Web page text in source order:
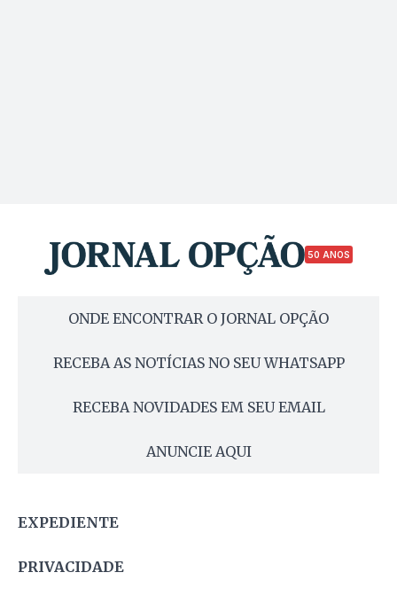
50 ANOS
ONDE ENCONTRAR O JORNAL OPÇÃO
RECEBA AS NOTÍCIAS NO SEU WHATSAPP
RECEBA NOVIDADES EM SEU EMAIL
ANUNCIE AQUI
EXPEDIENTE
PRIVACIDADE